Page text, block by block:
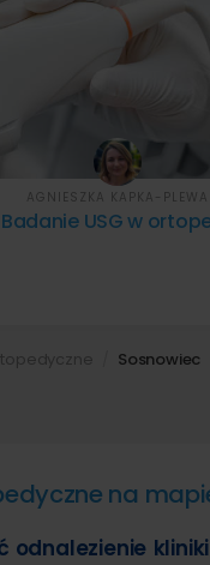
Sosnowiec
Badanie USG w
AGNIESZKA KAPKA-PLEWA
na
odnalezienie